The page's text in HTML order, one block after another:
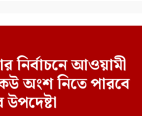
নির্বাচনে আওয়ামী
অংশ নিতে পারবে
উপদেষ্টা